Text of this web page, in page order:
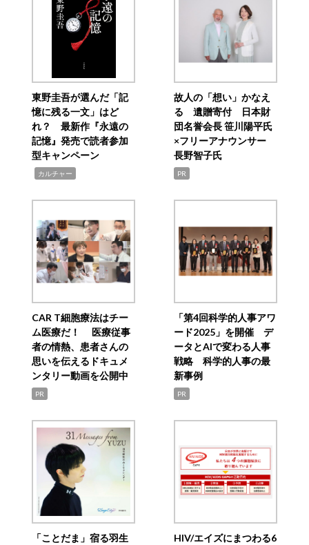
東野圭吾が選んだ「記
憶に残る一文」はど
れ？ 最新作『永遠の
記憶』発売で読者参加
型キャンペーン
カルチャー
故人の「想い」かなえ
る 遺贈寄付 日本財
団名誉会長 笹川陽平氏
×フリーアナウンサー
長野智子氏
PR
CAR T細胞療法はチー
ム医療だ！ 医療従事
者の情熱、患者さんの
思いを伝えるドキュメ
ンタリー動画を公開中
PR
「第4回科学的人事アワ
ード2025」を開催 デ
ータとAIで変わる人事
戦略 科学的人事の最
新事例
PR
「ことだま」宿る羽生
HIV/エイズにまつわる6